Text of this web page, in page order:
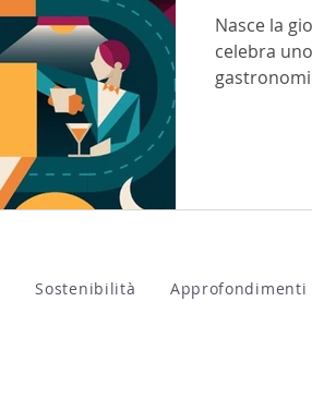
Nasce la
celebra
Sostenibilità Approfondimenti